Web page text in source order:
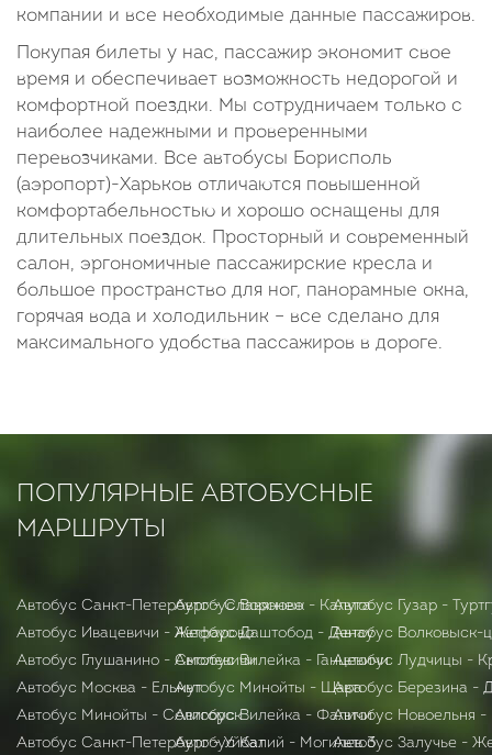
компании и все необходимые данные пассажиров.
Покупая билеты у нас, пассажир экономит свое
время и обеспечивает возможность недорогой и
комфортной поездки. Мы сотрудничаем только с
наиболее надежными и проверенными
перевозчиками. Все автобусы Борисполь
(аэропорт)-Харьков отличаются повышенной
комфортабельностью и хорошо оснащены для
длительных поездок. Просторный и современный
салон, эргономичные пассажирские кресла и
большое пространство для ног, панорамные окна,
горячая вода и холодильник – все сделано для
максимального удобства пассажиров в дороге.
ПОПУЛЯРНЫЕ АВТОБУСНЫЕ
МАРШРУТЫ
Автобус Санкт-Петербург - Славяново
Автобус Ивацевичи - Жефарово
Автобус Глушанино - Смолевичи
Автобус Москва - Ельмут
Автобус Минойты - Солигорск
Автобус Санкт-Петербург - Уйбат
Автобус Воронеж - Калуга
Автобус Даштобод - Денау
Автобус Вилейка - Ганцевичи
Автобус Минойты - Щара
Автобус Вилейка - Фаличи
Автобус Калий - Могилев 3
Автобус Гузар -
Автобус Волковыск-
Автобус Лудчицы -
Автобус Березина -
Автобус Новоельня -
Автобус Залучье -